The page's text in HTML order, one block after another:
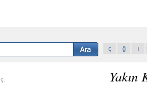
ç
ğ ı
Yakın